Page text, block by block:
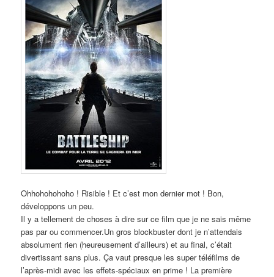
Ohhohohohoho ! Risible ! Et c’est mon dernier mot ! Bon,
développons un peu.
Il y a tellement de choses à dire sur ce film que je ne sais même
pas par ou commencer.Un gros blockbuster dont je n’attendais
absolument rien (heureusement d’ailleurs) et au final, c’était
divertissant sans plus. Ça vaut presque les super téléfilms de
l’après-midi avec les effets-spéciaux en prime ! La première